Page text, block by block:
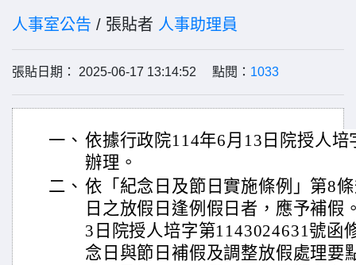
人事室公告 / 張貼者 人事助理員
張貼日期： 2025-06-17 13:14:52 點閱： 1033
一、 依據行政院114年6月13日院授人培
辦理。
二、 依「紀念日及節日實施條例」第8
日之放假日逢例假日者，應予補假
3日院授人培字第1143024631號函
念日與節日補假及調整放假處理要